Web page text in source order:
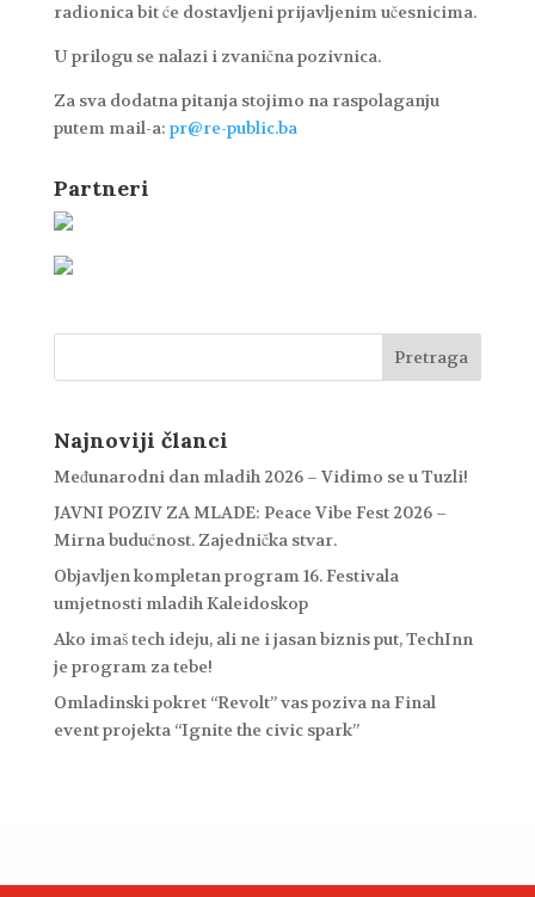
radionica bit će dostavljeni prijavljenim učesnicima.
U prilogu se nalazi i zvanična pozivnica.
Za sva dodatna pitanja stojimo na raspolaganju
putem mail-a: pr@re-public.ba
Partneri
Najnoviji članci
Međunarodni dan mladih 2026 – Vidimo se u Tuzli!
JAVNI POZIV ZA MLADE: Peace Vibe Fest 2026 –
Mirna budućnost. Zajednička stvar.
Objavljen kompletan program 16. Festivala
umjetnosti mladih Kaleidoskop
Ako imaš tech ideju, ali ne i jasan biznis put, TechInn
je program za tebe!
Omladinski pokret “Revolt” vas poziva na Final
event projekta “Ignite the civic spark”